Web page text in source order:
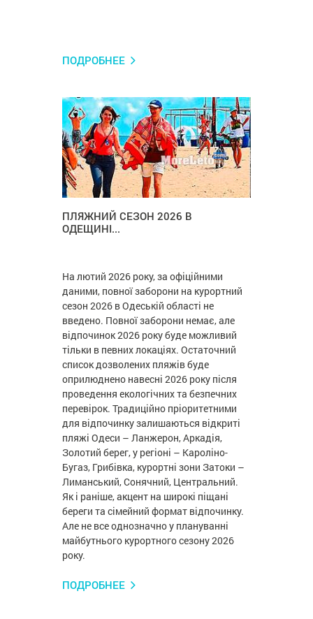
ПОДРОБНЕЕ
ПЛЯЖНИЙ СЕЗОН 2026 В
ОДЕЩИНІ...
На лютий 2026 року, за офіційними
даними, повної заборони на курортний
сезон 2026 в Одеській області не
введено. Повної заборони немає, але
відпочинок 2026 року буде можливий
тільки в певних локаціях. Остаточний
список дозволених пляжів буде
оприлюднено навесні 2026 року після
проведення екологічних та безпечних
перевірок. Традиційно пріоритетними
для відпочинку залишаються відкриті
пляжі Одеси – Ланжерон, Аркадія,
Золотий берег, у регіоні – Кароліно-
Бугаз, Грибівка, курортні зони Затоки –
Лиманський, Сонячний, Центральний.
Як і раніше, акцент на широкі піщані
береги та сімейний формат відпочинку.
Але не все однозначно у плануванні
майбутнього курортного сезону 2026
року.
ПОДРОБНЕЕ